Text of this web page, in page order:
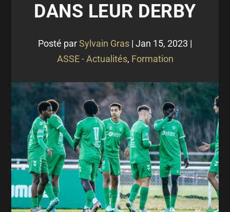
DANS LEUR DERBY
Posté parSylvain Gras | Jan 15, 2023 |
ASSE - Actualités, Formation